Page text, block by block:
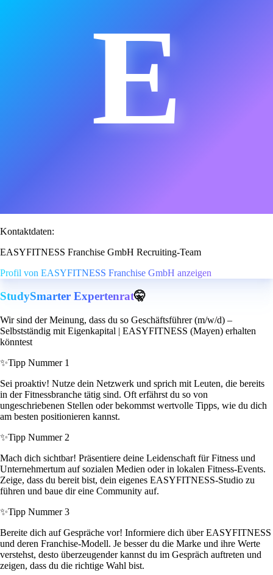
E
Kontaktdaten:
EASYFITNESS Franchise GmbH Recruiting-Team
Profil von EASYFITNESS Franchise GmbH anzeigen
StudySmarter Expertenrat🤫
Wir sind der Meinung, dass du so Geschäftsführer (m/w/d) –
Selbstständig mit Eigenkapital | EASYFITNESS (Mayen) erhalten
könntest
✨Tipp Nummer 1
Sei proaktiv! Nutze dein Netzwerk und sprich mit Leuten, die bereits
in der Fitnessbranche tätig sind. Oft erfährst du so von
ungeschriebenen Stellen oder bekommst wertvolle Tipps, wie du dich
am besten positionieren kannst.
✨Tipp Nummer 2
Mach dich sichtbar! Präsentiere deine Leidenschaft für Fitness und
Unternehmertum auf sozialen Medien oder in lokalen Fitness-Events.
Zeige, dass du bereit bist, dein eigenes EASYFITNESS-Studio zu
führen und baue dir eine Community auf.
✨Tipp Nummer 3
Bereite dich auf Gespräche vor! Informiere dich über EASYFITNESS
und deren Franchise-Modell. Je besser du die Marke und ihre Werte
verstehst, desto überzeugender kannst du im Gespräch auftreten und
zeigen, dass du die richtige Wahl bist.